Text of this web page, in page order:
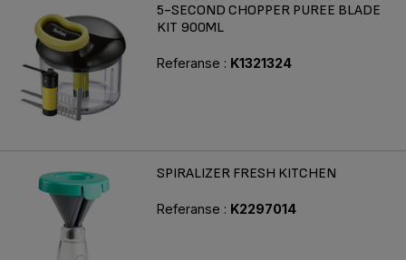
5-SECOND CHOPPER PUREE BLADE
KIT 900ML
Referanse : K1321324
SPIRALIZER FRESH KITCHEN
Referanse : K2297014